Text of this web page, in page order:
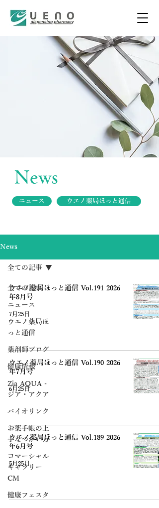
News
ニュース ウエノ薬局ほっと通信
News
全ての記事
ニュース
ウエノ薬局ほ
っと通信
薬剤師ブログ
健康情報
Zia AQUA -
ジア・アクア
バイオリンク
お薬手帳の上
手なつかい方
コマーシャル
ギャラリー
CM
健康フェスタ
全ての記事
ウエノ薬局ほっと通信 Vol.191 2026
年8月号
7月25日
ウエノ薬局ほっと通信 Vol.190 2026
年7月号
6月25日
ウエノ薬局ほっと通信 Vol.189 2026
年6月号
5月25日